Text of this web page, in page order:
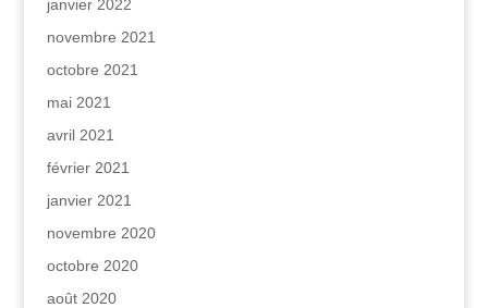
janvier 2022
novembre 2021
octobre 2021
mai 2021
avril 2021
février 2021
janvier 2021
novembre 2020
octobre 2020
août 2020